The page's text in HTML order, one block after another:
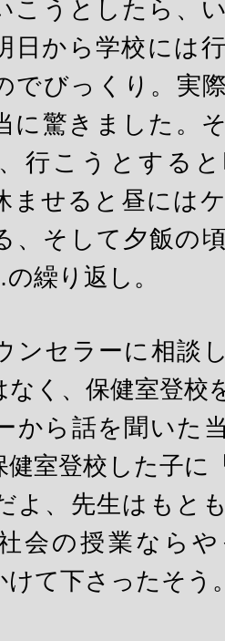
こうとしたら、
日から学校には
でびっくり。実
に驚きました。
行こうとする
ませると昼には
、そして夕飯の
繰り返し。
ンセラーに相談
く、保健室登校
から話を聞いた
室登校した子に
よ、先生はもと
会の授業なら
けて下さったそう